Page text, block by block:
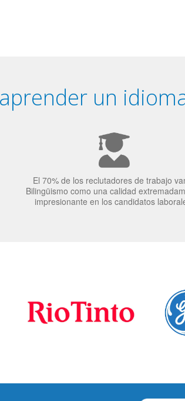
un
El 70% de los reclutadores de trabajo
Bilingüismo como una calidad
impresionante en los candidatos